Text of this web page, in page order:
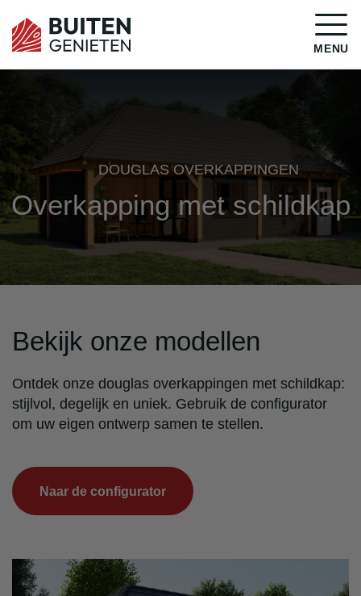
MENU
DOUGLAS OVERKAPPINGEN
Overkapping met schildkap
Bekijk onze modellen
Ontdek onze douglas overkappingen met schildkap:
stijlvol, degelijk en uniek. Gebruik de configurator
om uw eigen ontwerp samen te stellen.
Naar de configurator